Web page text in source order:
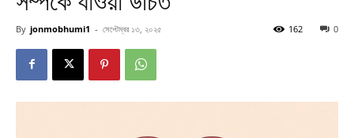
By jonmobhumi1 - সেপ্টেম্বর ১৩, ২০২৫ 0
162